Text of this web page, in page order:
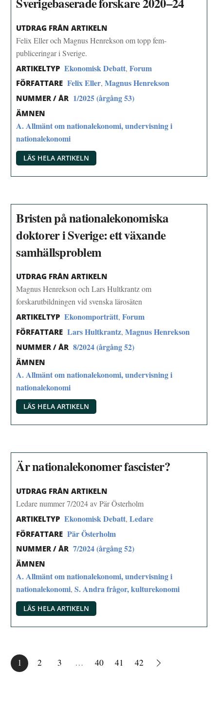
UTDRAG FRÅN ARTIKELN
Felix Eller och Magnus Henrekson om topp fem-
publiceringar i Sverige.
ARTIKELTYP Ekonomisk Debatt,Forum
FÖRFATTARE Felix Eller,Magnus Henrekson
NUMMER / ÅR 1/2025 (årgång 53)
ÄMNEN
A. Allmänt om nationalekonomi, undervisning i
nationalekonomi
LÄS HELA ARTIKELN
Bristen på nationalekonomiska
doktorer i Sverige: ett växande
samhällsproblem
UTDRAG FRÅN ARTIKELN
Magnus Henrekson och Lars Hultkrantz om
forskarutbildningen vid svenska lärosäten
ARTIKELTYP Ekonomporträtt,Forum
FÖRFATTARE Lars Hultkrantz,Magnus Henrekson
NUMMER / ÅR 8/2024 (årgång 52)
ÄMNEN
A. Allmänt om nationalekonomi, undervisning i
nationalekonomi
LÄS HELA ARTIKELN
Är nationalekonomer fascister?
UTDRAG FRÅN ARTIKELN
Ledare nummer 7/2024 av Pär Österholm
ARTIKELTYP Ekonomisk Debatt,Ledare
FÖRFATTARE Pär Österholm
NUMMER / ÅR 7/2024 (årgång 52)
ÄMNEN
A. Allmänt om nationalekonomi, undervisning i
nationalekonomi,S. Andra frågor, kulturekonomi
LÄS HELA ARTIKELN
1 2 3 … 40 41 42